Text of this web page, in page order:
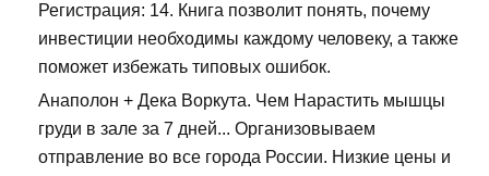
Регистрация: 14. Книга позволит понять, почему
инвестиции необходимы каждому человеку, а также
поможет избежать типовых ошибок.
Анаполон + Дека Воркута. Чем Нарастить мышцы
груди в зале за 7 дней... Организовываем
отправление во все города России. Низкие цены и